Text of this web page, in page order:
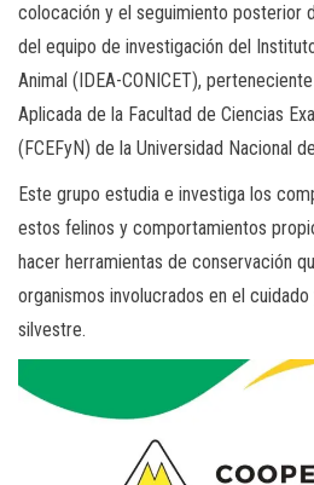
colocación y el seguimiento posterior
del equipo de investigación del
Animal (IDEA-CONICET),
Aplicada de la Facultad de Ciencias
(FCEFyN) de la Universidad Nacional
Este grupo estudia e investiga los
estos felinos y comportamientos
hacer herramientas de conservación
organismos involucrados en el
silvestre.